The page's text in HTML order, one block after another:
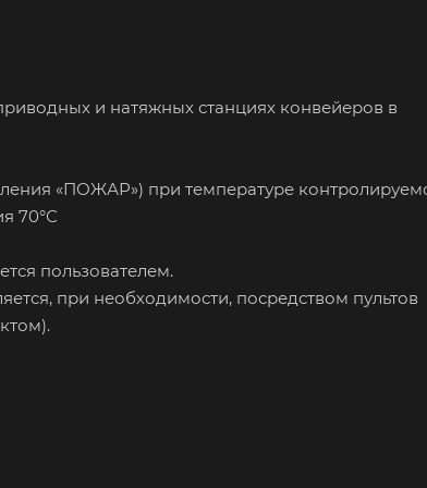
и натяжных станциях конвейеров в
«ПОЖАР») при температуре
70°С
пользователем.
при необходимости, посредством пультов